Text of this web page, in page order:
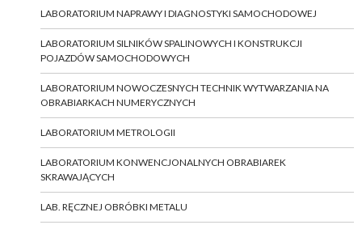
LABORATORIUM NAPRAWY I DIAGNOSTYKI SAMOCHODOWEJ
LABORATORIUM SILNIKÓW SPALINOWYCH I KONSTRUKCJI
POJAZDÓW SAMOCHODOWYCH
LABORATORIUM NOWOCZESNYCH TECHNIK WYTWARZANIA NA
OBRABIARKACH NUMERYCZNYCH
LABORATORIUM METROLOGII
LABORATORIUM KONWENCJONALNYCH OBRABIAREK
SKRAWAJĄCYCH
LAB. RĘCZNEJ OBRÓBKI METALU